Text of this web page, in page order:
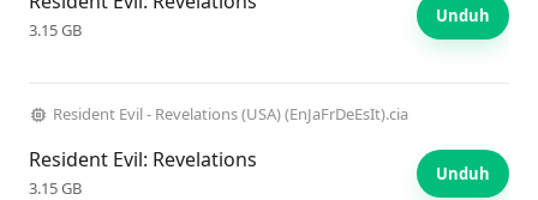
3.15 GB
Unduh
Resident Evil - Revelations (USA) (EnJaFrDeEsIt).cia
Resident Evil: Revelations
3.15 GB
Unduh